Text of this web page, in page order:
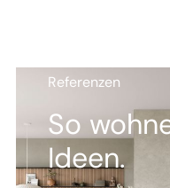
Referenzen
So
Ideen.